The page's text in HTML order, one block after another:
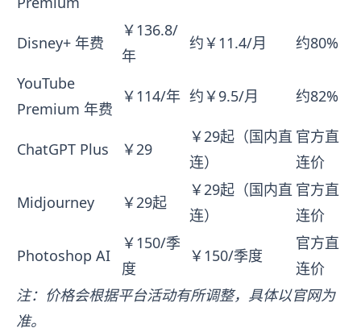
Disney+ 年费
￥136.8/
年
约￥11.4/月 约80%
YouTube
Premium 年费
￥114/年 约￥9.5/月 约82%
ChatGPT Plus ￥29
￥29起（国内直
连）
官方直
连价
Midjourney ￥29起
￥29起（国内直
连）
官方直
连价
Photoshop AI
￥150/季
度
￥150/季度
官方直
连价
注：价格会根据平台活动有所调整，具体以官网为
准。